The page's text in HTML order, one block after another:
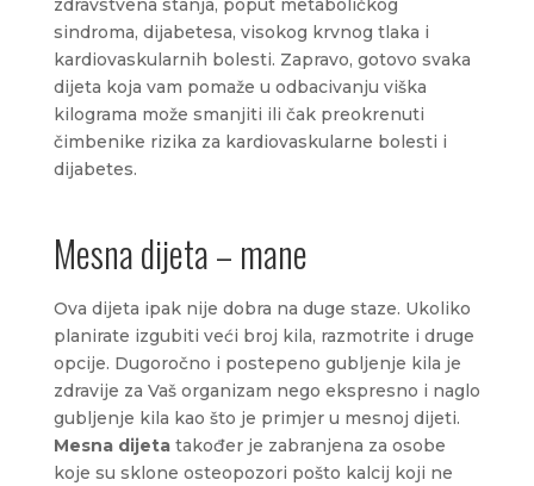
zdravstvena stanja, poput metaboličkog
sindroma, dijabetesa, visokog krvnog tlaka i
kardiovaskularnih bolesti. Zapravo, gotovo svaka
dijeta koja vam pomaže u odbacivanju viška
kilograma može smanjiti ili čak preokrenuti
čimbenike rizika za kardiovaskularne bolesti i
dijabetes.
Mesna dijeta – mane
Ova dijeta ipak nije dobra na duge staze. Ukoliko
planirate izgubiti veći broj kila, razmotrite i druge
opcije. Dugoročno i postepeno gubljenje kila je
zdravije za Vaš organizam nego ekspresno i naglo
gubljenje kila kao što je primjer u mesnoj dijeti.
Mesna dijetatakođer je zabranjena za osobe
koje su sklone osteopozori pošto kalcij koji ne